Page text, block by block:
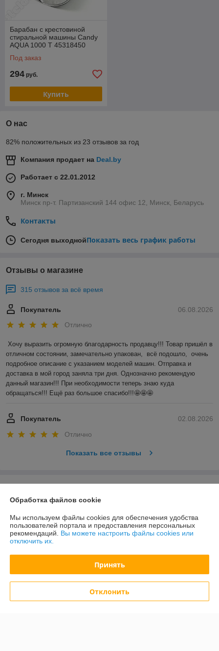
Барабан с крестовиной
стиральной машины Candy
AQUA 1000 T 45318450
Под заказ
294 руб.
Купить
О нас
82% положительных из 23 отзывов за год
Компания продает на Deal.by
Работает с 22.01.2012
г. Минск
Минск пр-т. Партизанский 144 офис 12, Минск, Беларусь
Контакты
Сегодня выходнойПоказать весь график работы
Отзывы о магазине
315 отзывов за всё время
06.08.2026
Покупатель
Отлично
Хочу выразить огромную благодарность продавцу!!! Товар пришёл в
отличном состоянии, замечательно упакован,  всё подошло,  очень
подробное описание с указанием моделей машин. Отправка и
доставка в мой город заняла три дня. Однозначно рекомендую
данный магазин!!! При необходимости теперь знаю куда
обращаться!!! Ещё раз большое спасибо!!!🤩🤩🤩
02.08.2026
Покупатель
Отлично
Показать все отзывы
О нас
Доставка и оплата
График работы
Политика обработки cookies
Обработка файлов cookie
Мы используем файлы cookies для обеспечения удобства
пользователей портала и предоставления персональных
рекомендаций. Вы можете настроить файлы cookies или
отключить их.
Принять
Отклонить